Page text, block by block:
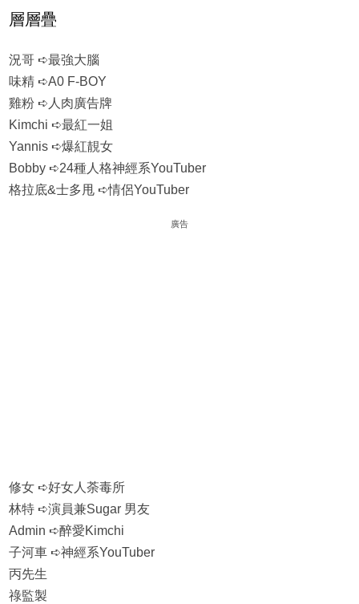
層層疊
況哥 ➪最強大腦
味精 ➪A0 F-BOY
雞粉 ➪人肉廣告牌
Kimchi ➪最紅一姐
Yannis ➪爆紅靚女
Bobby ➪24種人格神經系YouTuber
格拉底&士多甩 ➪情侶YouTuber
廣告
修女 ➪好女人荼毒所
林特 ➪演員兼Sugar 男友
Admin ➪醉愛Kimchi
子河車 ➪神經系YouTuber
丙先生
祿監製